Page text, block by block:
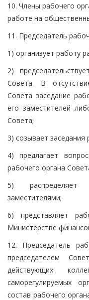
10. Члены рабочего
работе на
11. Председатель
1) организует работу
2)
Совета. В
Совета заседание
его заместителей
Совета;
3) созывает заседания
4) предлагает
рабочего органа
5) распределяет
заместителями;
6) представляет
Министерстве
12. Председатель
председателем
действующих
саморегулируемых
состав рабочего